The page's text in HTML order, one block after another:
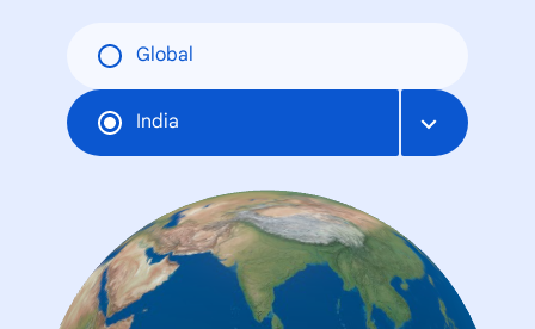
Global
India